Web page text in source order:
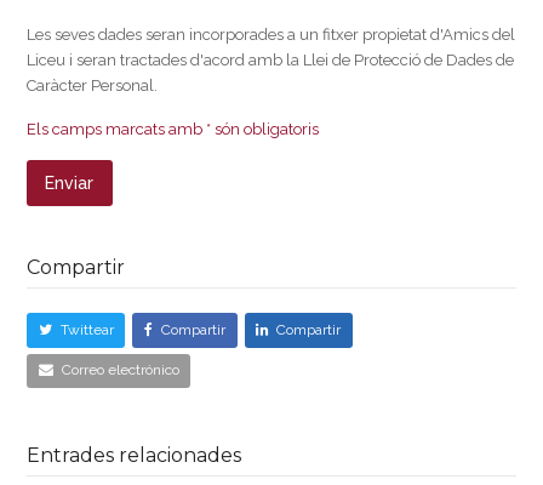
Les seves dades seran incorporades a un fitxer propietat d'Amics del
Liceu i seran tractades d'acord amb la Llei de Protecció de Dades de
Caràcter Personal.
Els camps marcats amb * són obligatoris
Compartir
Twittear Compartir Compartir
Correo electrónico
Entrades relacionades